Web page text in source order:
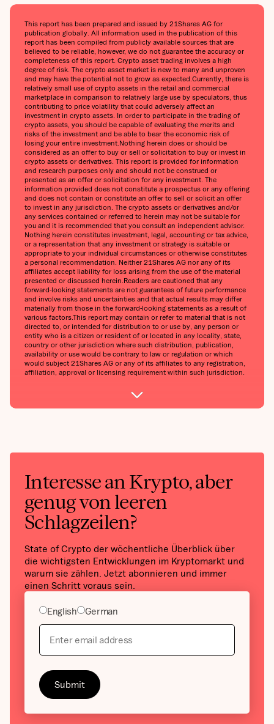
This report has been prepared and issued by 21Shares AG for
publication globally. All information used in the publication of this
report has been compiled from publicly available sources that are
believed to be reliable, however, we do not guarantee the accuracy or
completeness of this report. Crypto asset trading involves a high
degree of risk. The crypto asset market is new to many and unproven
and may have the potential not to grow as expected.Currently, there is
relatively small use of crypto assets in the retail and commercial
marketplace in comparison to relatively large use by speculators, thus
contributing to price volatility that could adversely affect an
investment in crypto assets. In order to participate in the trading of
crypto assets, you should be capable of evaluating the merits and
risks of the investment and be able to bear the economic risk of
losing your entire investment.Nothing herein does or should be
considered as an offer to buy or sell or solicitation to buy or invest in
crypto assets or derivatives. This report is provided for information
and research purposes only and should not be construed or
presented as an offer or solicitation for any investment. The
information provided does not constitute a prospectus or any offering
and does not contain or constitute an offer to sell or solicit an offer
to invest in any jurisdiction. The crypto assets or derivatives and/or
any services contained or referred to herein may not be suitable for
you and it is recommended that you consult an independent advisor.
Nothing herein constitutes investment, legal, accounting or tax advice,
or a representation that any investment or strategy is suitable or
appropriate to your individual circumstances or otherwise constitutes
a personal recommendation. Neither 21Shares AG nor any of its
affiliates accept liability for loss arising from the use of the material
presented or discussed herein.Readers are cautioned that any
forward-looking statements are not guarantees of future performance
and involve risks and uncertainties and that actual results may differ
materially from those in the forward-looking statements as a result of
various factors.This report may contain or refer to material that is not
directed to, or intended for distribution to or use by, any person or
entity who is a citizen or resident of or located in any locality, state,
country or other jurisdiction where such distribution, publication,
availability or use would be contrary to law or regulation or which
would subject 21Shares AG or any of its affiliates to any registration,
affiliation, approval or licensing requirement within such jurisdiction.
Interesse an Krypto, aber
genug von leeren
Schlagzeilen?
State of Crypto der wöchentliche Überblick über
die wichtigsten Entwicklungen im Kryptomarkt und
warum sie zählen. Jetzt abonnieren und immer
einen Schritt voraus sein.
English German